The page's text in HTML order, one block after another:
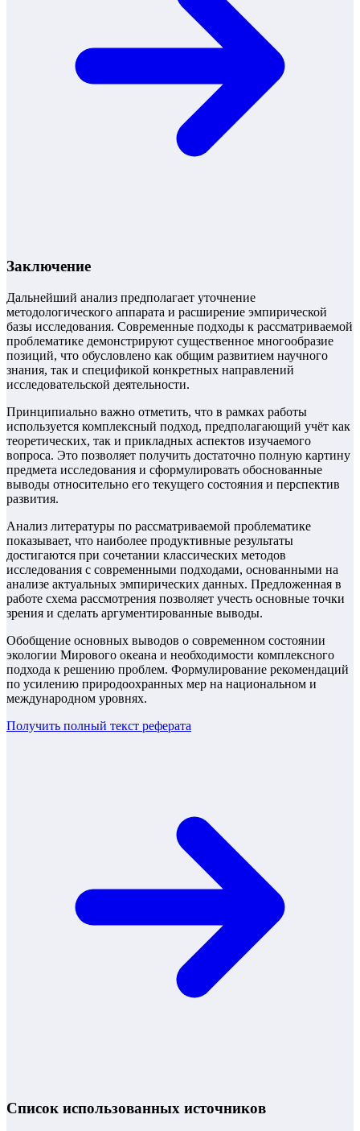
Заключение
Дальнейший анализ предполагает уточнение
методологического аппарата и расширение эмпирической
базы исследования. Современные подходы к рассматриваемой
проблематике демонстрируют существенное многообразие
позиций, что обусловлено как общим развитием научного
знания, так и спецификой конкретных направлений
исследовательской деятельности.
Принципиально важно отметить, что в рамках работы
используется комплексный подход, предполагающий учёт как
теоретических, так и прикладных аспектов изучаемого
вопроса. Это позволяет получить достаточно полную картину
предмета исследования и сформулировать обоснованные
выводы относительно его текущего состояния и перспектив
развития.
Анализ литературы по рассматриваемой проблематике
показывает, что наиболее продуктивные результаты
достигаются при сочетании классических методов
исследования с современными подходами, основанными на
анализе актуальных эмпирических данных. Предложенная в
работе схема рассмотрения позволяет учесть основные точки
зрения и сделать аргументированные выводы.
Обобщение основных выводов о современном состоянии
экологии Мирового океана и необходимости комплексного
подхода к решению проблем. Формулирование рекомендаций
по усилению природоохранных мер на национальном и
международном уровнях.
Получить полный текст реферата
Список использованных источников